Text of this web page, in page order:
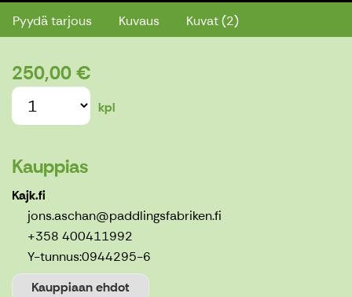
Pyydä tarjous Kuvaus Kuvat (2)
250,00 €
kpl
Kauppias
Kajk.fi
jons.aschan@paddlingsfabriken.fi
+358 400411992
Y-tunnus:0944295-6
Kauppiaan ehdot